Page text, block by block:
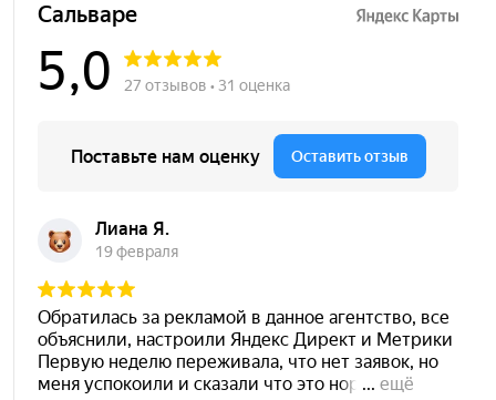
Маркетолог
Вадим
лице, я помогаю создавать
маркетинговые кампании, которые не
преображают бизнес.